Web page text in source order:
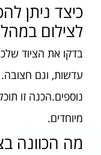
כיצד ניתן
לצילום
בדקו את הציוד
עדשות, וגם חצובה.
נוספים.הכנה זו
מיוחדים.
מה הכוונה